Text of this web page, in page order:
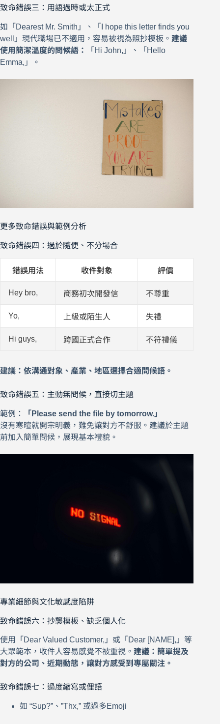
致命錯誤三：用語過時或太正式
如「Dearest Mr. Smith」、「I hope this letter finds you
well」現代職場已不適用，容易被視為照抄模板。 建議
使用簡潔溫度的問候語：
「Hi John,」、「Hello
Emma,」。
更多致命錯誤與範例分析
致命錯誤四：過於隨便、不分場合
錯誤用法 收件對象 評價
Hey bro, 商務初次開發信 不尊重
Yo, 上級或陌生人 失禮
Hi guys, 跨國正式合作 不符禮儀
建議：依溝通對象、產業、地區選擇合適問候語。
致命錯誤五：主動無問候，直接切主題
範例：
「Please send the file by tomorrow.」
沒有寒暄就開宗明義，難免讓對方不舒服。建議於主題
前加入簡單問候，展現基本禮貌。
專業細節與文化敏感度陷阱
致命錯誤六：抄襲模板、缺乏個人化
使用「Dear Valued Customer,」或「Dear [NAME],」等
大眾範本，收件人容易感覺不被重視。 建議：簡單提及
對方的公司、近期動態，讓對方感受到專屬關注。
致命錯誤七：過度縮寫或俚語
如 “Sup?”、”Thx,” 或過多Emoji